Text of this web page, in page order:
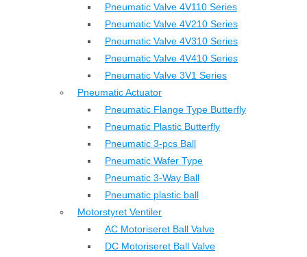
Pneumatic Valve 4V110 Series
Pneumatic Valve 4V210 Series
Pneumatic Valve 4V310 Series
Pneumatic Valve 4V410 Series
Pneumatic Valve 3V1 Series
Pneumatic Actuator
Pneumatic Flange Type Butterfly
Pneumatic Plastic Butterfly
Pneumatic 3-pcs Ball
Pneumatic Wafer Type
Pneumatic 3-Way Ball
Pneumatic plastic ball
Motorstyret Ventiler
AC Motoriseret Ball Valve
DC Motoriseret Ball Valve